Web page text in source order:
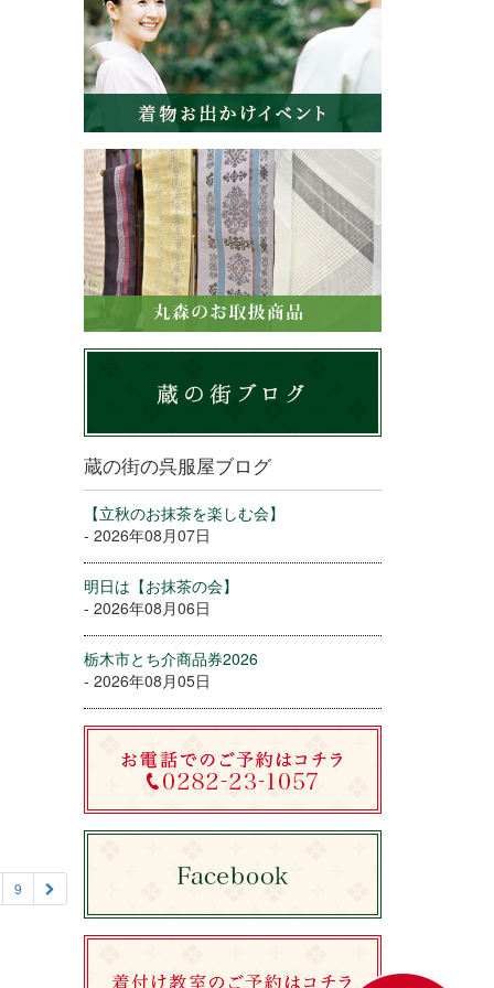
9
蔵の街の呉服屋ブログ
【立秋のお抹茶を楽しむ会】
- 2026年08月07日
明日は【お抹茶の会】
- 2026年08月06日
栃木市とち介商品券2026
- 2026年08月05日